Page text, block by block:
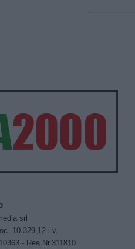
srl
10.329,12 i.v.
- Rea Nr.311810